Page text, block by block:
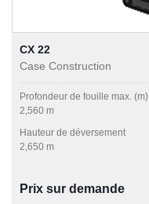
CX 22
Case Construction
Profondeur de fouille max. (m)
2,560 m
Hauteur de déversement
2,650 m
Prix sur demande